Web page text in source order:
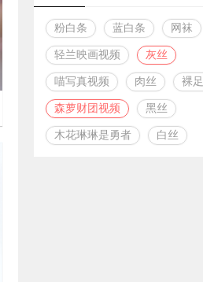
粉白条 蓝白条 网袜
轻兰映画视频 灰丝
喵写真视频 肉丝 裸足
森萝财团视频 黑丝
木花琳琳是勇者 白丝